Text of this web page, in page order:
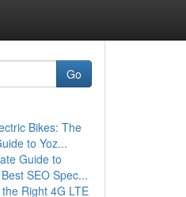
Go
Bikes: The
to Yoz...
Guide to
SEO Spec...
Right 4G LTE